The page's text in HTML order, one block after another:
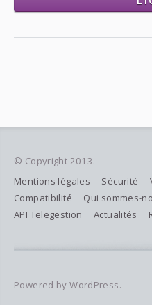
© Copyright 2013.
Mentions légales
Sécurité
Compatibilité
Qui sommes-
API Telegestion
Actualités
Powered by WordPress.